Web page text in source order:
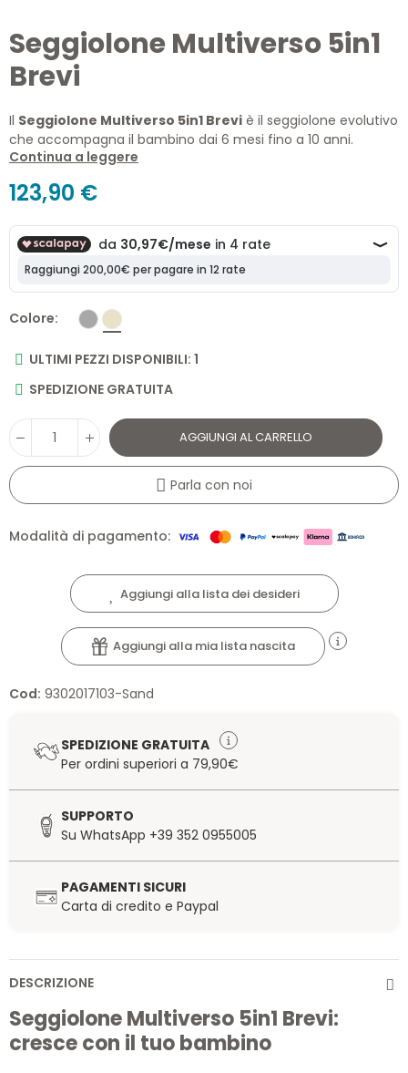
Seggiolone Multiverso 5in1
Brevi
Il Seggiolone Multiverso 5in1 Brevi è il seggiolone evolutivo
che accompagna il bambino dai 6 mesi fino a 10 anni.
Trasformabile in seggiolone, rialzo sedia, sedia bassa e alta,
Continua a leggere
123,90 €
Colore
ULTIMI PEZZI DISPONIBILI: 1
SPEDIZIONE GRATUITA
AGGIUNGI AL CARRELLO
Parla con noi
Modalità di pagamento:
Aggiungi alla lista dei desideri
Aggiungi alla mia lista nascita
Cod: 9302017103-Sand
SPEDIZIONE GRATUITA
Per ordini superiori a 79,90€
SUPPORTO
Su WhatsApp +39 352 0955005
PAGAMENTI SICURI
Carta di credito e Paypal
DESCRIZIONE
Seggiolone Multiverso 5in1 Brevi:
cresce con il tuo bambino